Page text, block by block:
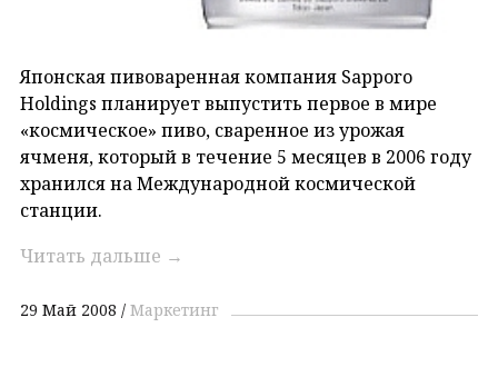
Японская пивоваренная компания Sapporo
Holdings планирует выпустить первое в мире
«космическое» пиво, сваренное из урожая
ячменя, который в течение 5 месяцев в 2006 году
хранился на Международной космической
станции.
Читать дальше →
29 Май 2008 Маркетинг